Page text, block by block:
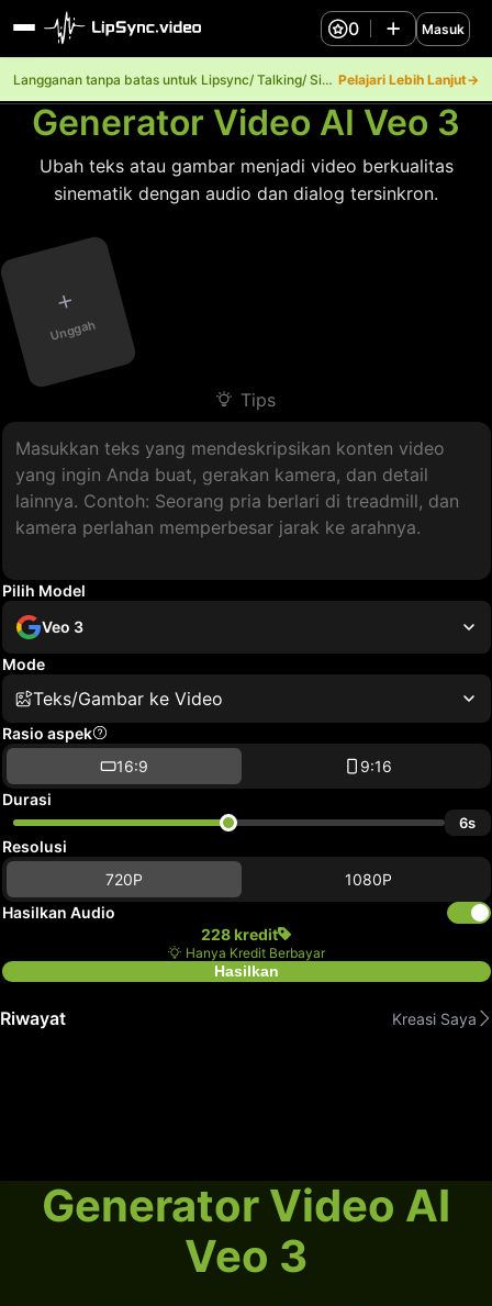
Langganan tanpa batas untuk Lipsync/ Talking/ Singing. Pelajari Lebih Lanjut→
0 Masuk
Generator Video AI Veo 3
Ubah teks atau gambar menjadi video berkualitas
sinematik dengan audio dan dialog tersinkron.
+
Unggah
Tips
Pilih Model
Veo 3
Mode
Teks/Gambar ke Video
Rasio aspek
16:9
9:16
Durasi
6s
Resolusi
720P
1080P
Hasilkan Audio
228 kredit
Hanya Kredit Berbayar
Hasilkan
Riwayat Kreasi Saya
Generator Video AI
Veo 3